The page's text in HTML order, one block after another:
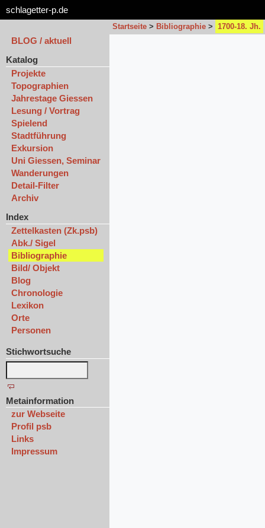
schlagetter-p.de
Startseite > Bibliographie > 1700-18. Jh.
BLOG / aktuell
Katalog
Projekte
Topographien
Jahrestage Giessen
Lesung / Vortrag
Spielend
Stadtführung
Exkursion
Uni Giessen, Seminar
Wanderungen
Detail-Filter
Archiv
Index
Zettelkasten (Zk.psb)
Abk./ Sigel
Bibliographie
Bild/ Objekt
Blog
Chronologie
Lexikon
Orte
Personen
Stichwortsuche
Metainformation
zur Webseite
Profil psb
Links
Impressum